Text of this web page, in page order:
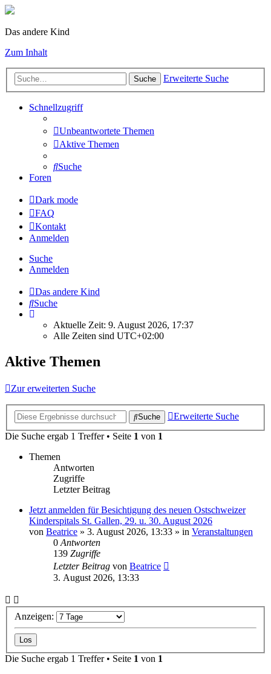
Das andere Kind
Zum Inhalt
Suche Erweiterte Suche
Schnellzugriff
Unbeantwortete Themen
Aktive Themen
Suche
Foren
Dark mode
FAQ
Kontakt
Anmelden
Suche
Anmelden
Das andere Kind
Suche
Aktuelle Zeit: 9. August 2026, 17:37
Alle Zeiten sind UTC+02:00
Aktive Themen
Zur erweiterten Suche
Suche
Erweiterte Suche
Die Suche ergab 1 Treffer • Seite 1 von 1
Themen
Antworten
Zugriffe
Letzter Beitrag
Jetzt anmelden für Besichtigung des neuen Ostschweizer
Kinderspitals St. Gallen, 29. u. 30. August 2026
von Beatrice » 3. August 2026, 13:33 » in Veranstaltungen
0 Antworten
139 Zugriffe
Letzter Beitrag von Beatrice
3. August 2026, 13:33
Anzeigen:
Die Suche ergab 1 Treffer • Seite 1 von 1